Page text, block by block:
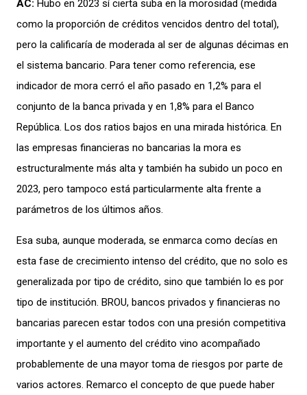
AC: Hubo en 2023 sí cierta suba en la morosidad (medida
como la proporción de créditos vencidos dentro del total),
pero la calificaría de moderada al ser de algunas décimas en
el sistema bancario. Para tener como referencia, ese
indicador de mora cerró el año pasado en 1,2% para el
conjunto de la banca privada y en 1,8% para el Banco
República. Los dos ratios bajos en una mirada histórica. En
las empresas financieras no bancarias la mora es
estructuralmente más alta y también ha subido un poco en
2023, pero tampoco está particularmente alta frente a
parámetros de los últimos años.
Esa suba, aunque moderada, se enmarca como decías en
esta fase de crecimiento intenso del crédito, que no solo es
generalizada por tipo de crédito, sino que también lo es por
tipo de institución. BROU, bancos privados y financieras no
bancarias parecen estar todos con una presión competitiva
importante y el aumento del crédito vino acompañado
probablemente de una mayor toma de riesgos por parte de
varios actores. Remarco el concepto de que puede haber